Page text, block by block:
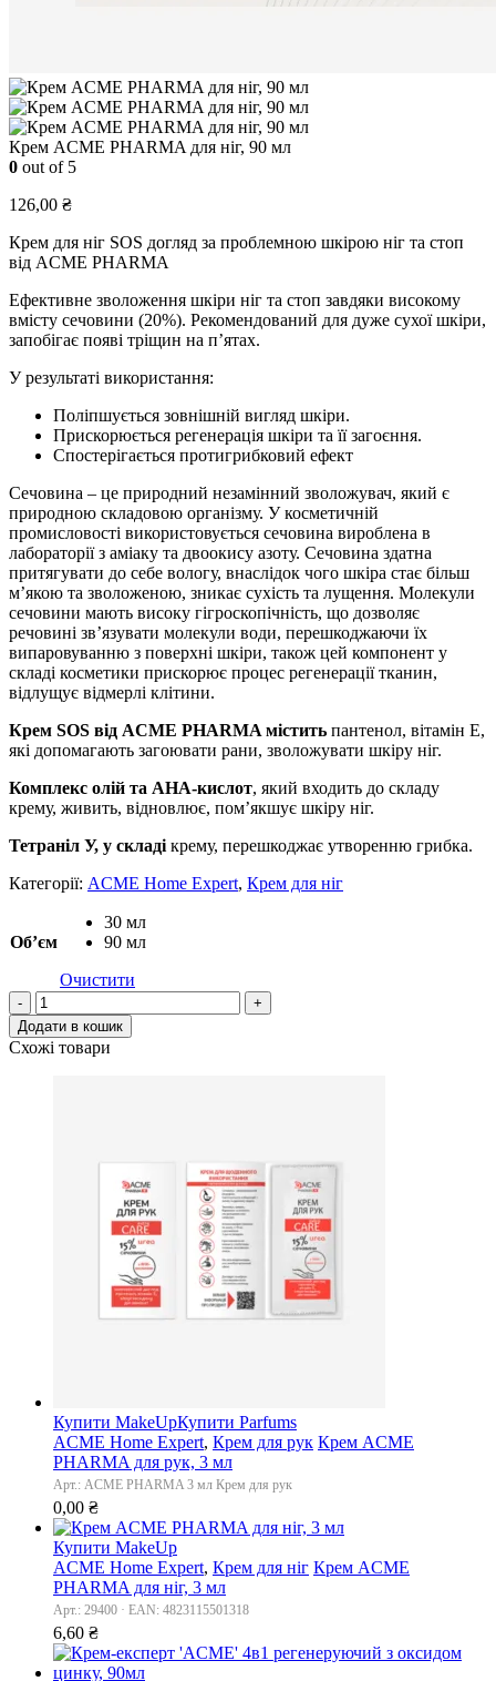
Крем ACME PHARMA для ніг, 90 мл
0 out of 5
126,00 ₴
Крем для ніг SOS догляд за проблемною шкірою ніг та стоп
від ACME PHARMA
Ефективне зволоження шкіри ніг та стоп завдяки високому
вмісту сечовини (20%). Рекомендований для дуже сухої шкіри,
запобігає появі тріщин на п’ятах.
У результаті використання:
Поліпшується зовнішній вигляд шкіри.
Прискорюється регенерація шкіри та її загоєння.
Спостерігається протигрибковий ефект
Сечовина – це природний незамінний зволожувач, який є
природною складовою організму. У косметичній
промисловості використовується сечовина вироблена в
лабораторії з аміаку та двоокису азоту. Сечовина здатна
притягувати до себе вологу, внаслідок чого шкіра стає більш
м’якою та зволоженою, зникає сухість та лущення. Молекули
сечовини мають високу гігроскопічність, що дозволяє
речовині зв’язувати молекули води, перешкоджаючи їх
випаровуванню з поверхні шкіри, також цей компонент у
складі косметики прискорює процес регенерації тканин,
відлущує відмерлі клітини.
Крем SOS від ACME PHARMA містить пантенол, вітамін Е,
які допомагають загоювати рани, зволожувати шкіру ніг.
Комплекс олій та AHA-кислот, який входить до складу
крему, живить, відновлює, пом’якшує шкіру ніг.
Тетраніл У, у складі крему, перешкоджає утворенню грибка.
Категорії: ACME Home Expert, Крем для ніг
Обʼєм
30 мл
90 мл
Очистити
-
+
Додати в кошик
Схожі товари
Купити MakeUpКупити Parfums
ACME Home Expert, Крем для рук Крем ACME
PHARMA для рук, 3 мл
Арт.: ACME PHARMA 3 мл Крем для рук
0,00 ₴
Купити MakeUp
ACME Home Expert, Крем для ніг Крем ACME
PHARMA для ніг, 3 мл
Арт.: 29400 · EAN: 4823115501318
6,60 ₴